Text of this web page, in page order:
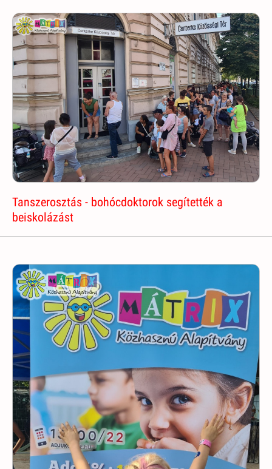
Tanszerosztás - bohócdoktorok segítették a
beiskolázást